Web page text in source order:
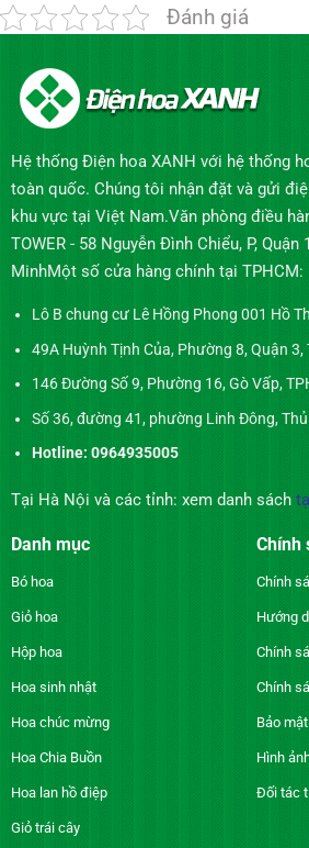
Đánh giá
Hệ thống Điện hoa XANH với hệ thống
toàn quốc. Chúng tôi nhận đặt và gửi
khu vực tại Việt Nam.Văn phòng điều
TOWER - 58 Nguyễn Đình Chiểu, P,
MinhMột số cửa hàng chính tại TPHCM:
Lô B chung cư Lê Hồng Phong 001 Hồ
49A Huỳnh Tịnh Của, Phường 8, Quận 3,
146 Đường Số 9, Phường 16, Gò Vấp,
Số 36, đường 41, phường Linh Đông,
Hotline: 0964935005
Tại Hà Nội và các tỉnh: xem danh sách
Danh mục
Bó hoa
Giỏ hoa
Hộp hoa
Hoa sinh nhật
Hoa chúc mừng
Hoa Chia Buồn
Hoa lan hồ điệp
Giỏ trái cây
Chính
Chính
Hướng
Chính
Chính
Bảo
Hình
Đối tác